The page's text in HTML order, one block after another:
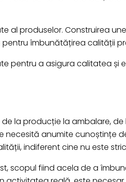
al produselor. Construirea
îmbunătățirea calității
pentru a asigura calitatea și
la producție la ambalare,
anumite cunoștințe
indiferent cine nu este
scopul fiind acela de a